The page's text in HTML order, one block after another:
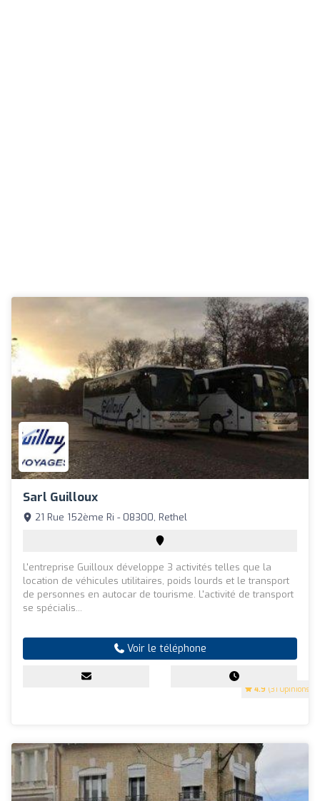
Sarl Guilloux
4.9 (31 Opinions)
21 Rue 152ème Ri - 08300, Rethel
L'entreprise Guilloux développe 3 activités telles que la
location de véhicules utilitaires, poids lourds et le transport
de personnes en autocar de tourisme. L'activité de transport
se spécialis...
Voir le téléphone